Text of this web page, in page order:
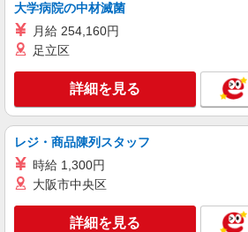
キープ
大学病院の中材滅菌
月給 254,160円
足立区
詳細を見る
レジ・商品陳列スタッフ
時給 1,300円
大阪市中央区
詳細を見る